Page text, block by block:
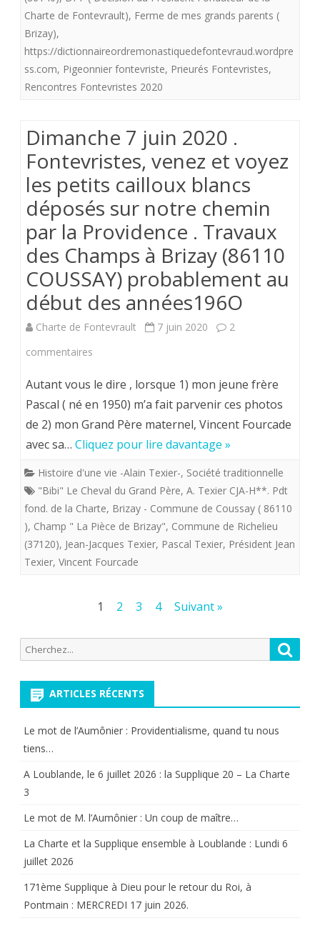
fontevristes
mardi
2020.
Vous
nous
est
ce
que
?
Charte de Fontevrault), Ferme de mes grands parents (
Brizay),
https://dictionnaireordremonastiquedefontevraud.wordpre
ss.com, Pigeonnier fontevriste, Prieurés Fontevristes,
Rencontres Fontevristes 2020
Dimanche 7 juin 2020 .
Fontevristes, venez et voyez
les petits cailloux blancs
déposés sur notre chemin
par la Providence . Travaux
des Champs à Brizay (86110
COUSSAY) probablement au
début des années196O
Charte de Fontevrault 7 juin 2020
2
commentaires
7
juin
2020
.
venez
et
les
déposés
sur
chemin
Providence
Travaux
Autant vous le dire , lorsque 1) mon jeune frère
Pascal ( né en 1950) m’a fait parvenir ces photos
de 2) mon Grand Père maternel, Vincent Fourcade
avec sa… Cliquez pour lire davantage »
Histoire d'une vie -Alain Texier-, Société traditionnelle
"Bibi" Le Cheval du Grand Père, A. Texier CJA-H**. Pdt
fond. de la Charte, Brizay - Commune de Coussay ( 86110
), Champ " La Pièce de Brizay", Commune de Richelieu
(37120), Jean-Jacques Texier, Pascal Texier, Président Jean
Texier, Vincent Fourcade
publications
1 2 3 4 Suivant »
Recherche
pour:
ARTICLES RÉCENTS
Le mot de l’Aumônier : Providentialisme, quand tu nous
tiens…
A Loublande, le 6 juillet 2026 : la Supplique 20 – La Charte
3
Le mot de M. l’Aumônier : Un coup de maître…
La Charte et la Supplique ensemble à Loublande : Lundi 6
juillet 2026
171ème Supplique à Dieu pour le retour du Roi, à
Pontmain : MERCREDI 17 juin 2026.